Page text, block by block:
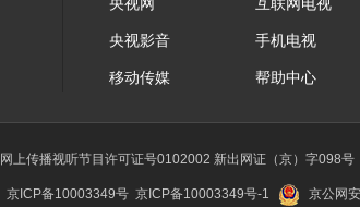
央视影音 手机电视
移动传媒 帮助中心
网上传播视听节目许可证号0102002 新出网证（京）字098号
京ICP备10003349号 京ICP备10003349号-1 京公网